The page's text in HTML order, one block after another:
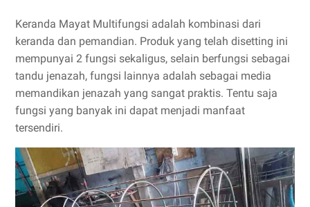
Keranda Mayat Multifungsi adalah kombinasi dari
keranda dan pemandian. Produk yang telah disetting ini
mempunyai 2 fungsi sekaligus, selain berfungsi sebagai
tandu jenazah, fungsi lainnya adalah sebagai media
memandikan jenazah yang sangat praktis. Tentu saja
fungsi yang banyak ini dapat menjadi manfaat
tersendiri.